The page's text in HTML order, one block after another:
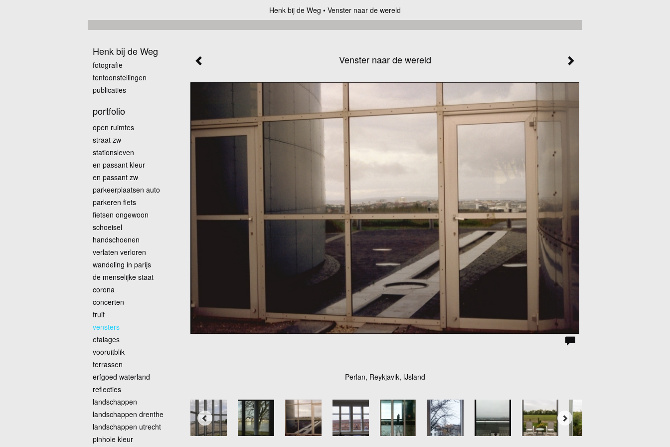
Henk bij de Weg Venster naar de wereld
Venster naar de wereld
Perlan, Reykjavik, IJsland
Henk bij de Weg
fotografie
tentoonstellingen
publicaties
portfolio
open ruimtes
straat zw
stationsleven
en passant kleur
en passant zw
parkeerplaatsen auto
parkeren fiets
fietsen ongewoon
schoeisel
handschoenen
verlaten verloren
wandeling in parijs
de menselijke staat
corona
concerten
fruit
vensters
etalages
vooruitblik
terrassen
erfgoed waterland
reflecties
landschappen
landschappen drenthe
landschappen utrecht
pinhole kleur